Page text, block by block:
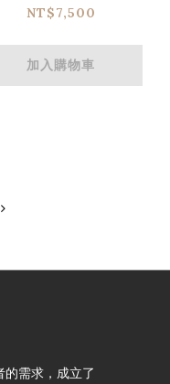
NT$7,500
加入購物車
需求，成立了